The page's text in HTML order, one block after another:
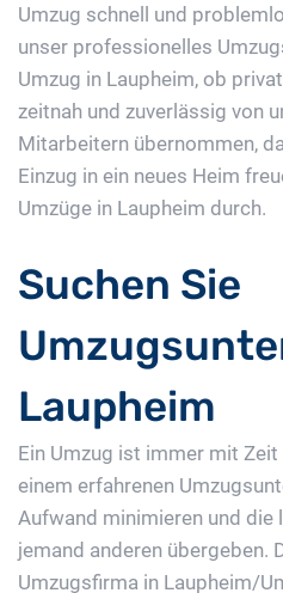
Umzug schnell und
unser professionelles
Umzug in Laupheim, ob
zeitnah und zuverlässig von
Mitarbeitern übernommen,
Einzug in ein neues Heim
Umzüge in Laupheim durch.
Suchen Sie
Laupheim
Ein Umzug ist immer mit
einem erfahrenen
Aufwand minimieren und die
jemand anderen übergeben.
Umzugsfirma in Laupheim/